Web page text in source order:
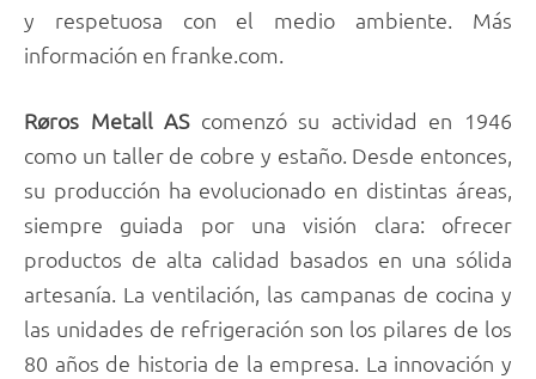
y respetuosa con el medio ambiente. Más
información en franke.com.
Røros Metall AScomenzó su actividad en 1946
como un taller de cobre y estaño. Desde entonces,
su producción ha evolucionado en distintas áreas,
siempre guiada por una visión clara: ofrecer
productos de alta calidad basados en una sólida
artesanía. La ventilación, las campanas de cocina y
las unidades de refrigeración son los pilares de los
80 años de historia de la empresa. La innovación y